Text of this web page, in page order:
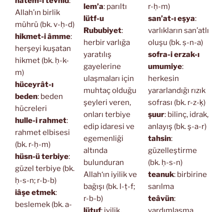
Allah’ın birlik
mührü (bk. v-ḥ-d)
hikmet-i âmme:
herşeyi kuşatan
hikmet (bk. ḥ-k-
m)
hüceyrât-ı
beden: beden
hücreleri
hulle-i rahmet:
rahmet elbisesi
(bk. r-ḥ-m)
hüsn-ü terbiye:
güzel terbiye (bk.
ḥ-s-n; r-b-b)
iâşe etmek:
beslemek (bk. a-
lem’a: parıltı
lütf-u
Rububiyet:
herbir varlığa
yaratılış
gayelerine
ulaşmaları için
muhtaç olduğu
şeyleri veren,
onları terbiye
edip idaresi ve
egemenliği
altında
bulunduran
Allah‘ın iyilik ve
bağışı (bk. l-ṭ-f;
r-b-b)
r-ḥ-m)
san’at-ı eşya:
varlıkların san’atlı
oluşu (bk. ṣ-n-a)
sofra-i erzak-ı
umumiye:
herkesin
yararlandığı rızık
sofrası (bk. r-z-ḳ)
şuur: bilinç, idrak,
anlayış (bk. ş-a-r)
tahsin:
güzelleştirme
(bk. ḥ-s-n)
teanuk: birbirine
sarılma
teâvün: